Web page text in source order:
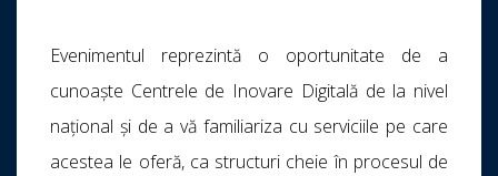
Evenimentul reprezintă o oportunitate de a
cunoaște Centrele de Inovare Digitală de la nivel
național și de a vă familiariza cu serviciile pe care
acestea le oferă, ca structuri cheie în procesul de